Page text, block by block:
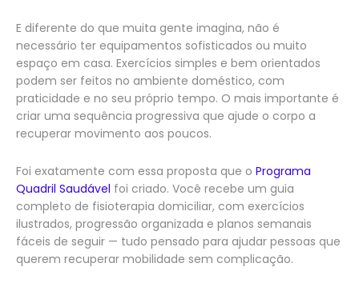
E diferente do que muita gente imagina, não é
necessário ter equipamentos sofisticados ou muito
espaço em casa. Exercícios simples e bem orientados
podem ser feitos no ambiente doméstico, com
praticidade e no seu próprio tempo. O mais importante é
criar uma sequência progressiva que ajude o corpo a
recuperar movimento aos poucos.
Foi exatamente com essa proposta que o Programa
Quadril Saudável foi criado. Você recebe um guia
completo de fisioterapia domiciliar, com exercícios
ilustrados, progressão organizada e planos semanais
fáceis de seguir — tudo pensado para ajudar pessoas que
querem recuperar mobilidade sem complicação.